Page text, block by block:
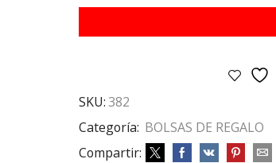
25X35
X50
SKU:382
Categoría: BOLSAS DE REGALO
Compartir: